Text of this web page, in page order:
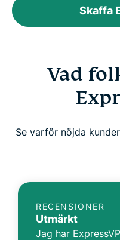
Skaffa
Vad
Se varför nöjda
RECENSIONER
Utmärkt
Jag har